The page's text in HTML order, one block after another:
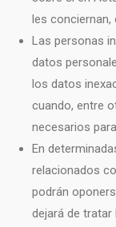
les conciernan,
Las personas
datos
los datos
cuando, entre
necesarios
En
relacionados
podrán
dejará de